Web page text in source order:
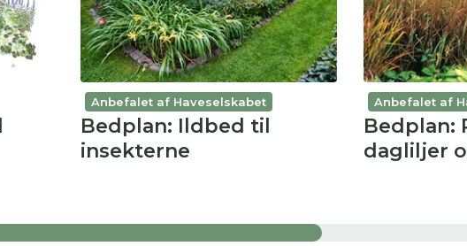
Anbefalet af Haveselskabet
Bedplan: Ildbed til
insekterne
Anbefalet af
Bedplan:
dagliljer